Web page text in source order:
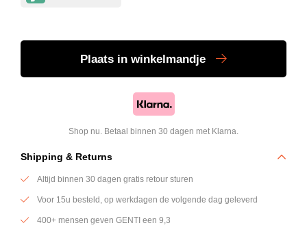
Plaats in winkelmandje
Shop nu. Betaal binnen 30 dagen met Klarna.
Shipping & Returns
Altijd binnen 30 dagen gratis retour sturen
Voor 15u besteld, op werkdagen de volgende dag geleverd
400+ mensen geven GENTI een 9,3